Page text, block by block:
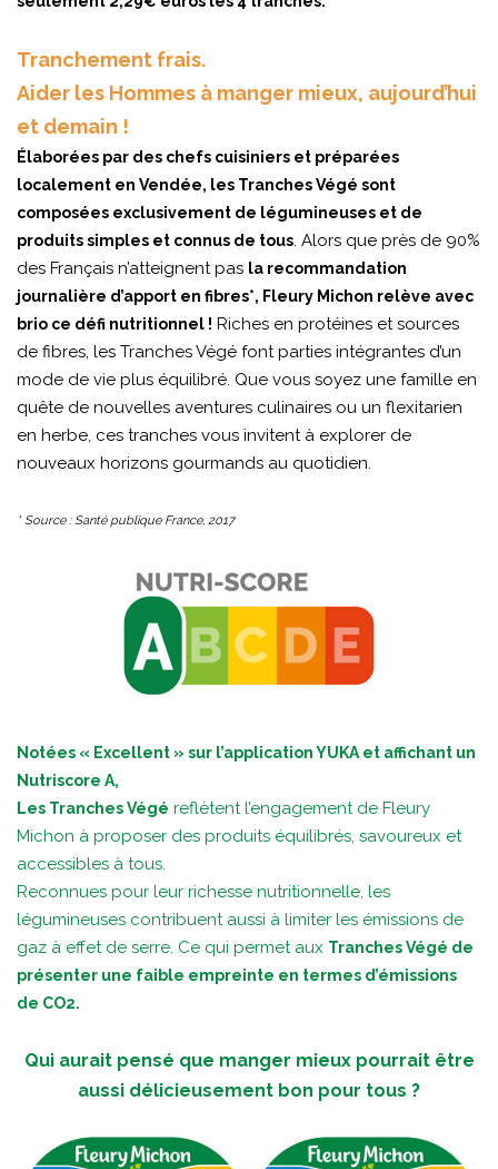
Tranchement frais.
Aider les Hommes à manger mieux, aujourd’hui
et demain !
Élaborées par des chefs cuisiniers et préparées
localement en Vendée, les Tranches Végé sont
composées exclusivement de légumineuses et de
produits simples et connus de tous. Alors que près de 90%
des Français n’atteignent pas la recommandation
journalière d’apport en fibres*, Fleury Michon relève avec
brio ce défi nutritionnel ! Riches en protéines et sources
de fibres, les Tranches Végé font parties intégrantes d’un
mode de vie plus équilibré. Que vous soyez une famille en
quête de nouvelles aventures culinaires ou un flexitarien
en herbe, ces tranches vous invitent à explorer de
nouveaux horizons gourmands au quotidien.
* Source : Santé publique France, 2017
Notées « Excellent » sur l’application YUKA et affichant un
Nutriscore A,
Les Tranches Végé reflètent l’engagement de Fleury
Michon à proposer des produits équilibrés, savoureux et
accessibles à tous.
Reconnues pour leur richesse nutritionnelle, les
légumineuses contribuent aussi à limiter les émissions de
gaz à effet de serre. Ce qui permet aux Tranches Végé de
présenter une faible empreinte en termes d’émissions
de CO2.
Qui aurait pensé que manger mieux pourrait être
aussi délicieusement bon pour tous ?